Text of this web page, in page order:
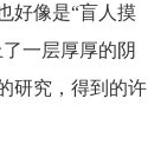
好像是“盲人摸
一层厚厚的阴
研究，得到的许